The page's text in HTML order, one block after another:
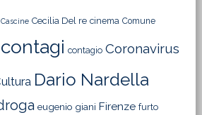
Cascine Cecilia Del re cinema Comune
contagi contagio Coronavirus
Dario Nardella
eugenio giani Firenze furto